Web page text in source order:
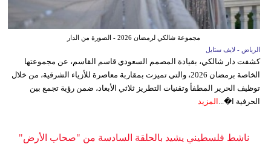
مجموعة شالكي لرمضان 2026 - الصورة من الدار
الرياض - لايف ستايل
كشفت دار شالكي، بقيادة المصمم السعودي قاسم القاسم، عن مجموعتها
الخاصة برمضان 2026، والتي تميزت بمقاربة معاصرة للأزياء الشرقية، من خلال
توظيف الحرير المطفأ وتقنيات التطريز ثلاثي الأبعاد، ضمن رؤية تجمع بين
الحرفية ا�... المزيد
ناشط فلسطيني يشيد بالحلقة السادسة من "صحاب الأرض"